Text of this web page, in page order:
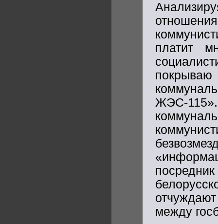
платит
ЖЭС-
между